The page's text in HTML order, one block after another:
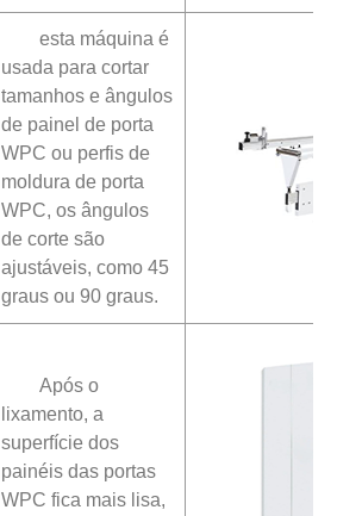
esta máquina é
usada para cortar
tamanhos e ângulos
de painel de porta
WPC ou perfis de
moldura de porta
WPC, os ângulos
de corte são
ajustáveis, como 45
graus ou 90 graus.
Após o
lixamento, a
superfície dos
painéis das portas
WPC fica mais lisa,